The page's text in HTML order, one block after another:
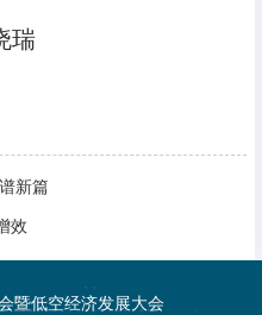
瑞
新篇
效
暨低空经济发展大会